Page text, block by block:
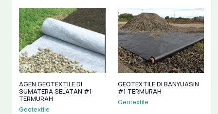
AGEN GEOTEXTILE DI
SUMATERA SELATAN #1
TERMURAH
Geotextile
GEOTEXTILE DI BANYUASIN
#1 TERMURAH
Geotextile